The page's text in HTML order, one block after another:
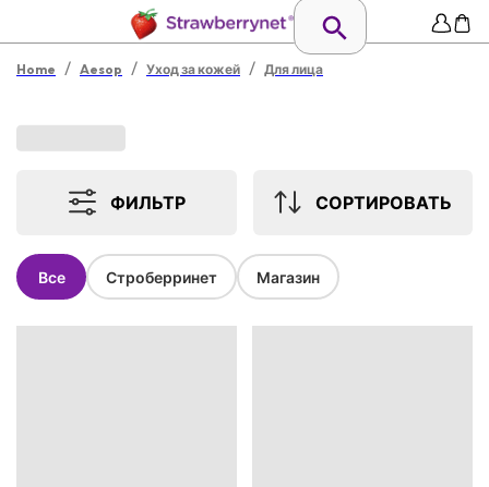
Home / Aesop / Уход за кожей / Для лица
ФИЛЬТР СОРТИРОВАТЬ
Все Строберринет Магазин